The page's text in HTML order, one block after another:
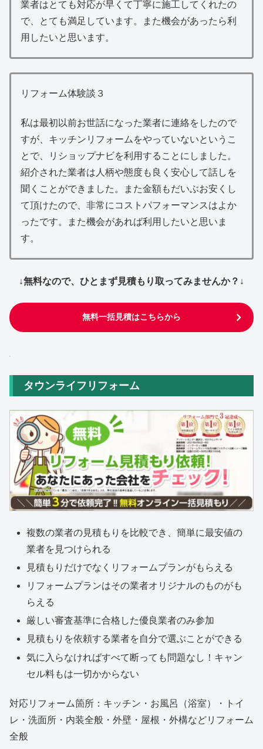
業者はとても対応が早くて丁寧に施工してくれたの
で、とても満足しています。また機会があったら利
用したいと思います。
リフォーム体験談３
私は最初以前お世話になった業者に連絡をしたので
すが、キッチンリフォームをやっていないというこ
とで、リショップナビを利用することにしました。
紹介された業者は人柄や態度も良く安心して話しを
聞くことができました。また金額もだいぶお安くし
て頂けたので、非常にコストパフォーマンスはよか
ったです。また機会があれば利用したいと思いま
す。
↓無料なので、ひとまず見積もり取ってみませんか？↓
無料一括見積はこちらから
タウンライフリフォーム
複数の業者の見積もりを比較でき、簡単に最安値の
業者を見つけられる
見積もりだけでなくリフォームプランがもらえる
リフォームプランはその業者オリジナルのものがも
らえる
厳しい審査基準に合格した優良業者のみ参加
見積もりを依頼する業者を自分で選ぶことができる
気に入らなければすべて断っても問題なし！キャン
セル料もは一切かからない
対応リフォーム箇所：キッチン・お風呂（浴室）・トイ
レ・洗面所・内装全般・外壁・屋根・外構などリフォーム
全般